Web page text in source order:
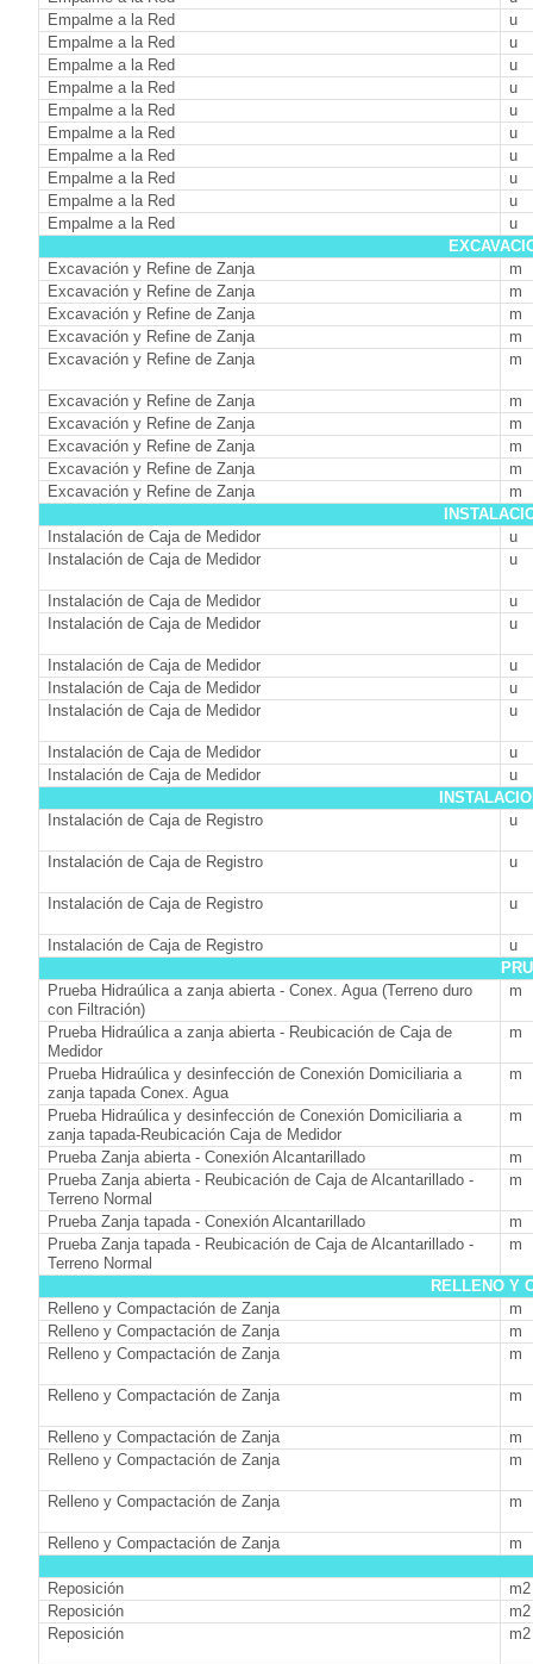
Empalme a la Red
u
Empalme a la Red
u
Empalme a la Red
u
Empalme a la Red
u
Empalme a la Red
u
Empalme a la Red
u
Empalme a la Red
u
Empalme a la Red
u
Empalme a la Red
u
Empalme a la Red
u
Excavación y Refine de Zanja
m
Excavación y Refine de Zanja
m
Excavación y Refine de Zanja
m
Excavación y Refine de Zanja
m
Excavación y Refine de Zanja
m
Excavación y Refine de Zanja
m
Excavación y Refine de Zanja
m
Excavación y Refine de Zanja
m
Excavación y Refine de Zanja
m
Excavación y Refine de Zanja
m
Instalación de Caja de Medidor
u
Instalación de Caja de Medidor
u
Instalación de Caja de Medidor
u
Instalación de Caja de Medidor
u
Instalación de Caja de Medidor
u
Instalación de Caja de Medidor
u
Instalación de Caja de Medidor
u
Instalación de Caja de Medidor
u
Instalación de Caja de Medidor
u
Instalación de Caja de Registro
u
Instalación de Caja de Registro u
Instalación de Caja de Registro u
Instalación de Caja de Registro
u
Prueba Hidraúlica a zanja abierta - Conex. Agua (Terreno duro
con Filtración)
m
Prueba Hidraúlica a zanja abierta - Reubicación de Caja de
Medidor
m
Prueba Hidraúlica y desinfección de Conexión Domiciliaria a
zanja tapada Conex. Agua
m
Prueba Hidraúlica y desinfección de Conexión Domiciliaria a
zanja tapada-Reubicación Caja de Medidor
m
Prueba Zanja abierta - Conexión Alcantarillado
m
Prueba Zanja abierta - Reubicación de Caja de Alcantarillado -
Terreno Normal
m
Prueba Zanja tapada - Conexión Alcantarillado
m
Prueba Zanja tapada - Reubicación de Caja de Alcantarillado -
Terreno Normal
m
RELLENO Y
Relleno y Compactación de Zanja
m
Relleno y Compactación de Zanja
m
Relleno y Compactación de Zanja
m
Relleno y Compactación de Zanja m
Relleno y Compactación de Zanja
m
Relleno y Compactación de Zanja
m
Relleno y Compactación de Zanja m
Relleno y Compactación de Zanja m
Reposición
m2
Reposición
m2
Reposición
m2